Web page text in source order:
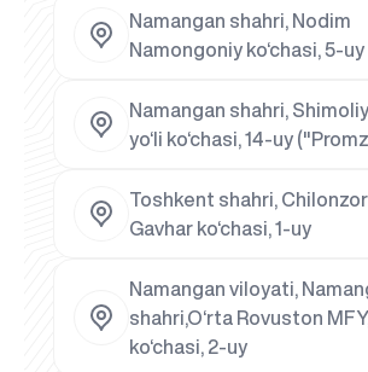
Namangan shahri, Nodim
Namongoniy ko‘chasi, 5-uy
Namangan shahri,
yo‘li ko‘chasi, 14-uy
Toshkent shahri, Chilonzor
Gavhar ko‘chasi, 1-uy
Namangan viloyati,
shahri,O‘rta Rovuston
ko‘chasi, 2-uy